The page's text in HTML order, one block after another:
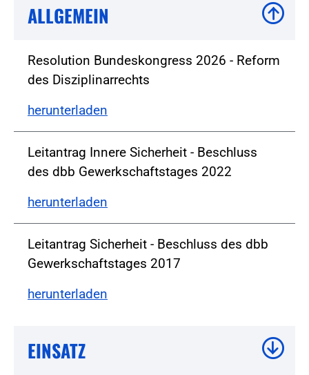
ALLGEMEIN
Resolution Bundeskongress 2026 - Reform
des Disziplinarrechts
herunterladen
Leitantrag Innere Sicherheit - Beschluss
des dbb Gewerkschaftstages 2022
herunterladen
Leitantrag Sicherheit - Beschluss des dbb
Gewerkschaftstages 2017
herunterladen
EINSATZ